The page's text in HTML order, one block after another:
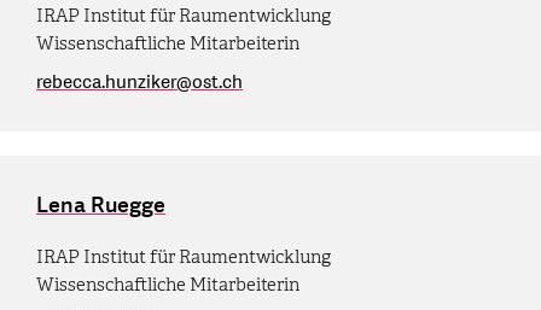
IRAP Institut für Raumentwicklung
Wissenschaftliche Mitarbeiterin
rebecca.hunziker@ost.ch
Lena Ruegge
IRAP Institut für Raumentwicklung
Wissenschaftliche Mitarbeiterin